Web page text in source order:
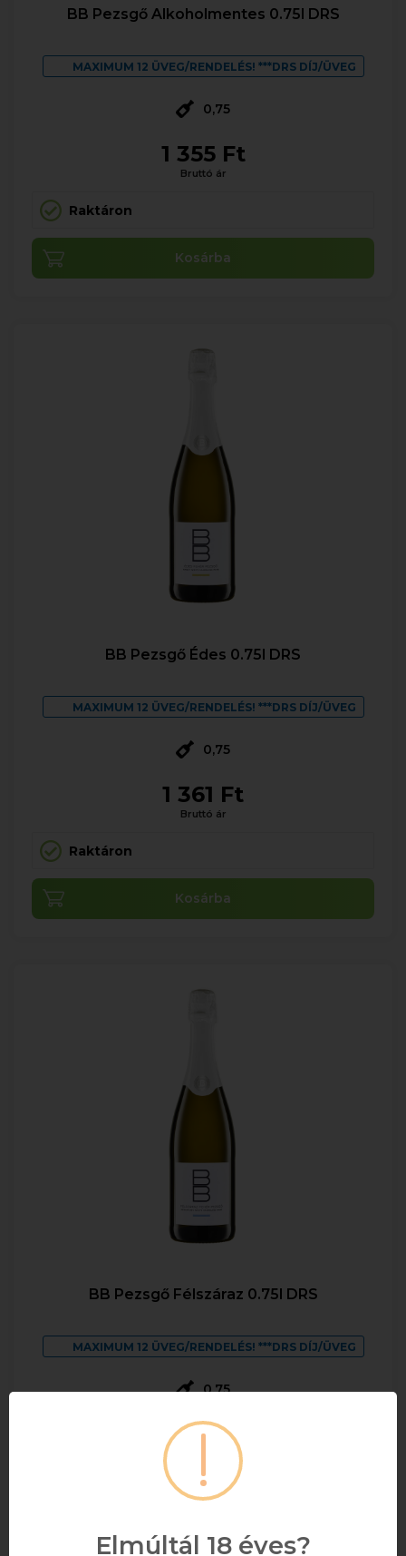
BB Pezsgő Alkoholmentes 0.75l DRS
MAXIMUM 12 ÜVEG/RENDELÉS! ***DRS DÍJ/ÜVEG
0,75
1 355 Ft
Bruttó ár
Raktáron
Kosárba
BB Pezsgő Édes 0.75l DRS
MAXIMUM 12 ÜVEG/RENDELÉS! ***DRS DÍJ/ÜVEG
0,75
1 361 Ft
Bruttó ár
Raktáron
Kosárba
BB Pezsgő Félszáraz 0.75l DRS
MAXIMUM 12 ÜVEG/RENDELÉS! ***DRS DÍJ/ÜVEG
0,75
1 355 Ft
Kosárba
Elmúltál 18 éves?